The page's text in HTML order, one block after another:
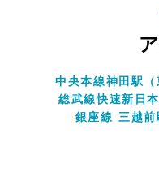
中央本線神田駅
総武線快速新日
銀座線 三越